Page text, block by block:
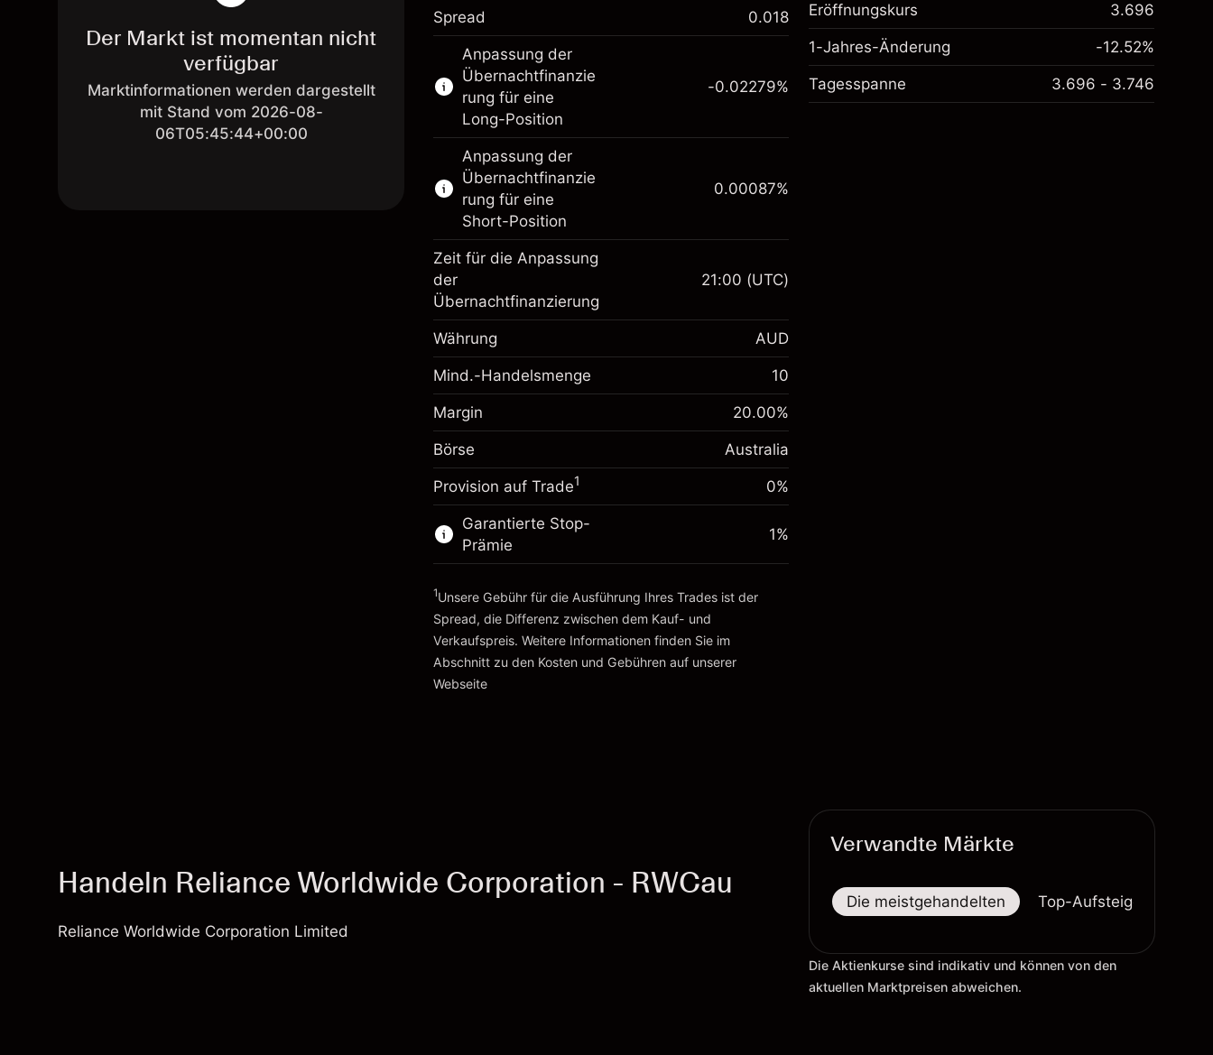
Der Markt ist momentan nicht
verfügbar
Marktinformationen werden dargestellt
mit Stand vom 2026-08-
06T05:45:44+00:00
Dieses Finanzinstrument steht für das Traden
über CFDs und Knock-outs zur Verfügung.
Erfahren Sie mehr über:
CFDs
Knock-outs
Spread 0.018
Anpassung der
Übernachtfinanzie
rung für eine
Long-Position
Margin. Ihre Investition
Anpassung der
Übernachtfinanzierung
Gebühren aus
fremdfinanzierten Positionswert
-0.022788
(-A$1.14)
Positionsgröße mit Hebelwirkung
~ A$5,000.00
Geld aus Hebelwirkung ~A$4,000.00
Zur Plattform
-0.02279%
Anpassung der
Übernachtfinanzie
rung für eine
Short-Position
Margin. Ihre Investition
A$1,000.00
Anpassung der
fremdfinanzierten Positionswert
0.00087%
Positionsgröße mit Hebelwirkung
~A$5,000.00
Geld aus Hebelwirkung ~A$4,000.00
Zur Plattform
0.00087%
Zeit für die Anpassung
der
Übernachtfinanzierung
21:00 (UTC)
Währung AUD
Mind.-Handelsmenge 10
Margin 20.00%
Börse Australia
Provision auf Trade1 0%
Garantierte Stop-
Prämie
Kosten und Gebühren
1%
1Unsere Gebühr für die Ausführung Ihres Trades ist der
Spread, die Differenz zwischen dem Kauf- und
Verkaufspreis. Weitere Informationen finden Sie im
Abschnitt zu den Kosten und Gebühren auf unserer
Webseite
Eröffnungskurs 3.696
1-Jahres-Änderung -12.52%
Tagesspanne 3.696 - 3.746
Handeln Reliance Worldwide Corporation - RWCau
Reliance Worldwide Corporation Limited
Verwandte Märkte
Die meistgehandelten Top-Aufsteiger
Die Aktienkurse sind indikativ und können von den
aktuellen Marktpreisen abweichen.